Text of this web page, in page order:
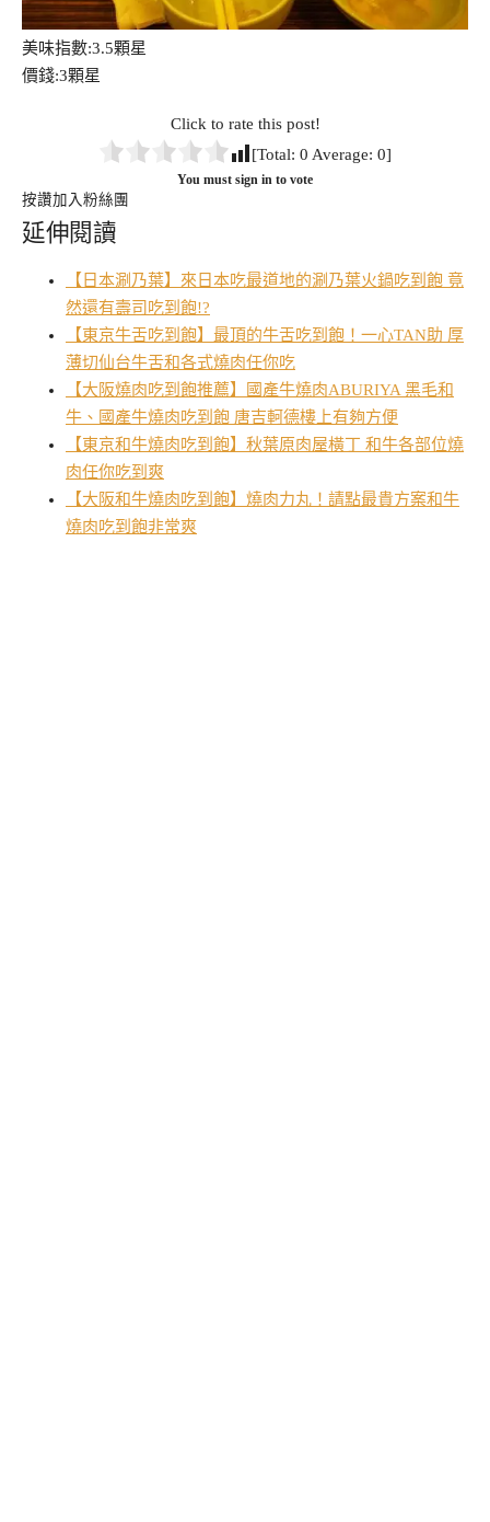
美味指數:3.5顆星
價錢:3顆星
Click to rate this post!
[Total: 0 Average: 0]
You must sign in to vote
按讚加入粉絲團
延伸閱讀
【日本涮乃葉】來日本吃最道地的涮乃葉火鍋吃到飽 竟
然還有壽司吃到飽!?
【東京牛舌吃到飽】最頂的牛舌吃到飽！一心TAN助 厚
薄切仙台牛舌和各式燒肉任你吃
【大阪燒肉吃到飽推薦】國產牛燒肉ABURIYA 黑毛和
牛、國產牛燒肉吃到飽 唐吉軻德樓上有夠方便
【東京和牛燒肉吃到飽】秋葉原肉屋橫丁 和牛各部位燒
肉任你吃到爽
【大阪和牛燒肉吃到飽】燒肉力丸！請點最貴方案和牛
燒肉吃到飽非常爽